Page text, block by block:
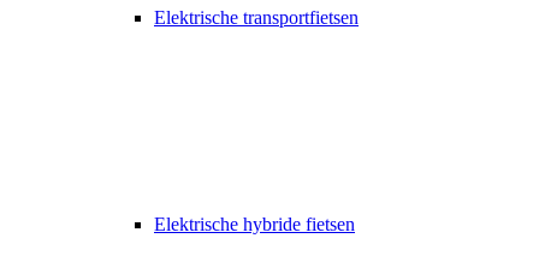
Elektrische transportfietsen
Elektrische hybride fietsen